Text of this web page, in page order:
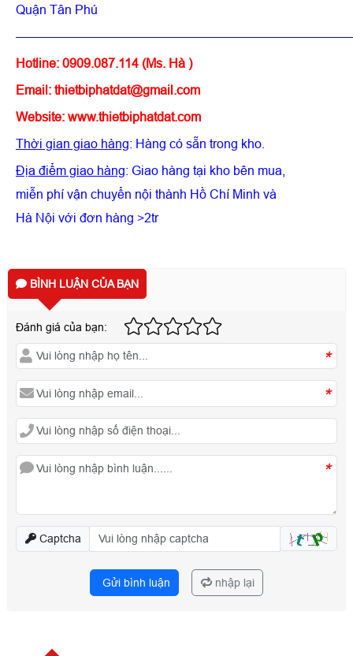
Quận Tân Phú
Hotline: 0909.087.114 (Ms. Hà )
Email: thietbiphatdat@gmail.com
Website: www.thietbiphatdat.com
Thời gian giao hàng: Hàng có sẵn trong kho.
Địa điểm giao hàng: Giao hàng tại kho bên mua,
miễn phí vận chuyển nội thành Hồ Chí Minh và
Hà Nội với đơn hàng >2tr
BÌNH LUẬN CỦA BẠN
Đánh giá của bạn:
*
*
*
Captcha
Gửi bình luận nhập lại